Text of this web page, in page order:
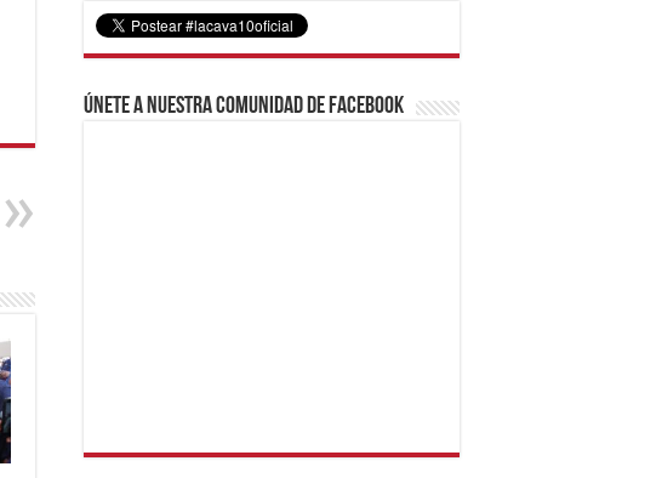
Únete a nuestra comunidad de Facebook